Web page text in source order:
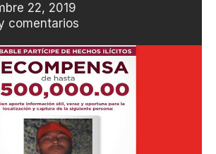
22, 2019
comentarios